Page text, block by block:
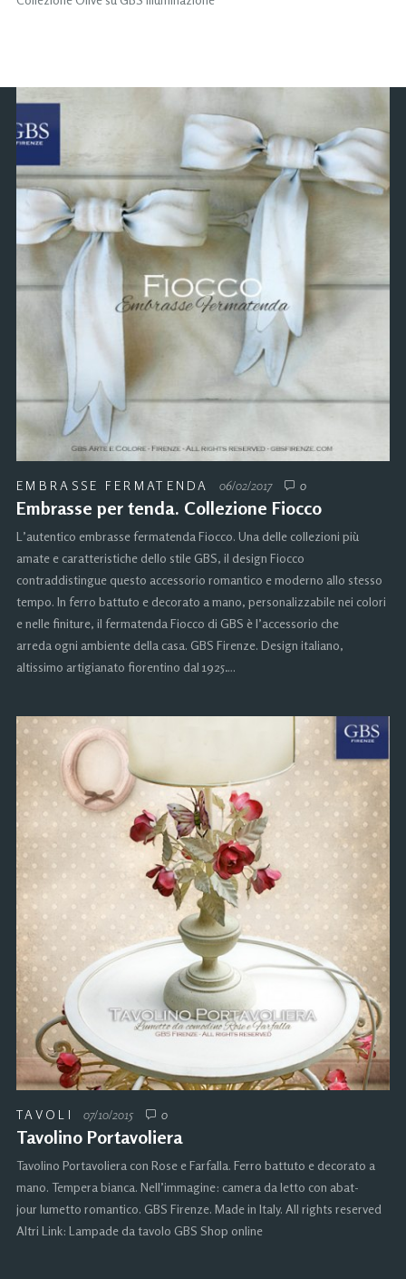
EMBRASSE FERMATENDA 06/02/2017 0
Embrasse per tenda. Collezione Fiocco
L’autentico embrasse fermatenda Fiocco. Una delle collezioni più
amate e caratteristiche dello stile GBS, il design Fiocco
contraddistingue questo accessorio romantico e moderno allo stesso
tempo. In ferro battuto e decorato a mano, personalizzabile nei colori
e nelle finiture, il fermatenda Fiocco di GBS è l’accessorio che
arreda ogni ambiente della casa. GBS Firenze. Design italiano,
altissimo artigianato fiorentino dal 1925….
TAVOLI 07/10/2015 0
Tavolino Portavoliera
Tavolino Portavoliera con Rose e Farfalla. Ferro battuto e decorato a
mano. Tempera bianca. Nell’immagine: camera da letto con abat-
jour lumetto romantico. GBS Firenze. Made in Italy. All rights reserved
Altri Link: Lampade da tavolo GBS Shop online